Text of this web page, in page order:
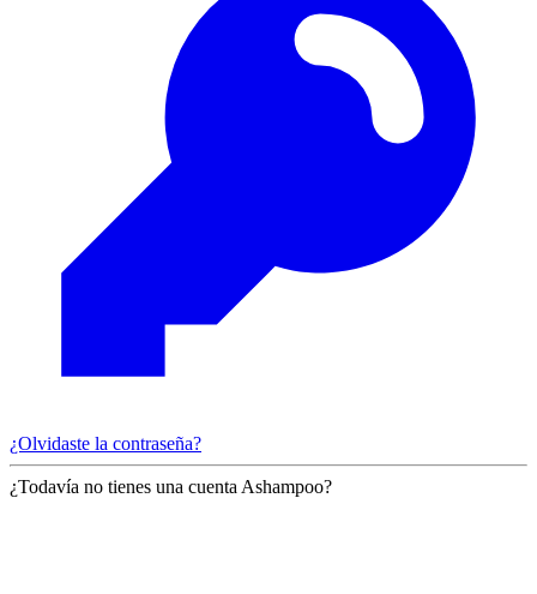
¿Olvidaste la contraseña?
¿Todavía no tienes una cuenta Ashampoo?